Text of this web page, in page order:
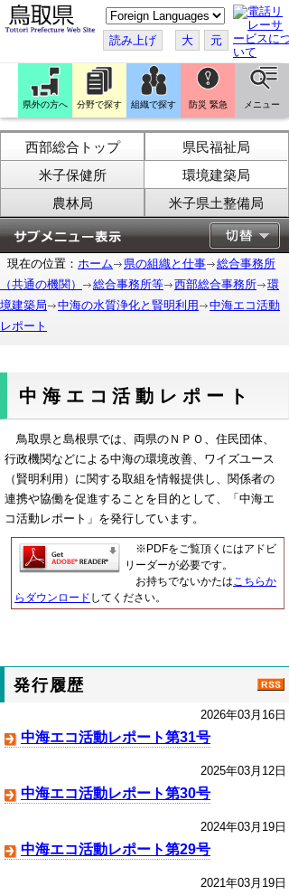
こ
の
ペ
ー
ジ
翻
訳
す
る
読み上げ 大 元
県外の方へ 分野で探す 組織で探す 防災 緊急 メニュー
西部総合トップ
県民福祉局
米子保健所
環境建築局
農林局
米子県土整備局
現在の位置： ホーム 県の組織と仕事
総合事務所
（共通の機関）
総合事務所等 西部総合事務所
環
境建築局
中海の水質浄化と賢明利用
中海エコ活動
レポート
中海エコ活動レポート
鳥取県と島根県では、両県のＮＰＯ、住民団体、
行政機関などによる中海の環境改善、ワイズユース
（賢明利用）に関する取組を情報提供し、関係者の
連携や協働を促進することを目的として、「中海エ
コ活動レポート」を発行しています。
※PDFをご覧頂くにはアドビ
リーダーが必要です。
お持ちでないかたはこちらか
らダウンロード してください。
発行履歴
2026年03月16日
中海エコ活動レポート第31号
2025年03月12日
中海エコ活動レポート第30号
2024年03月19日
中海エコ活動レポート第29号
2021年03月19日